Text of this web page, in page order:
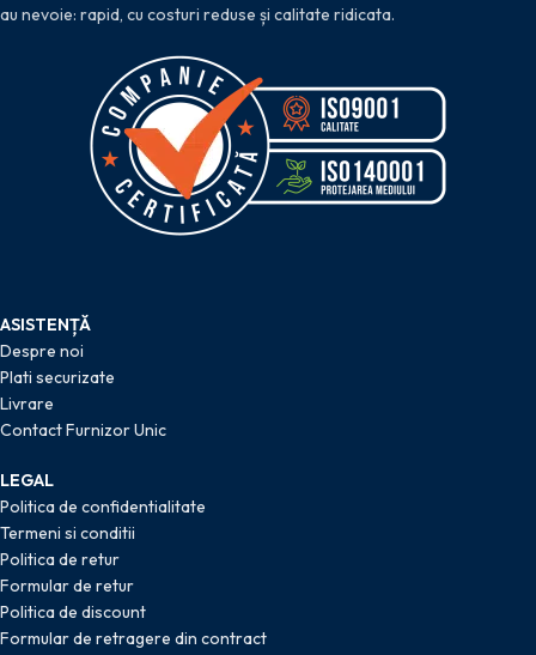
au nevoie: rapid, cu costuri reduse și calitate ridicata.
ASISTENȚĂ
Despre noi
Plati securizate
Livrare
Contact Furnizor Unic
LEGAL
Politica de confidentialitate
Termeni si conditii
Politica de retur
Formular de retur
Politica de discount
Formular de retragere din contract